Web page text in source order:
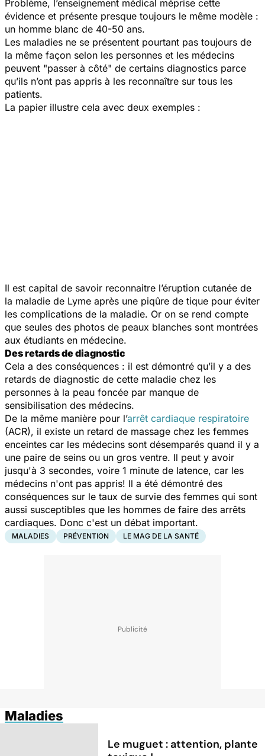
Problème, l’enseignement médical méprise cette
évidence et présente presque toujours le même modèle :
un homme blanc de 40-50 ans.
Les maladies ne se présentent pourtant pas toujours de
la même façon selon les personnes et les médecins
peuvent "passer à côté" de certains diagnostics parce
qu’ils n’ont pas appris à les reconnaître sur tous les
patients.
La papier illustre cela avec deux exemples :
Il est capital de savoir reconnaitre l’éruption cutanée de
la maladie de Lyme après une piqûre de tique pour éviter
les complications de la maladie. Or on se rend compte
que seules des photos de peaux blanches sont montrées
aux étudiants en médecine.
Des retards de diagnostic
Cela a des conséquences : il est démontré qu’il y a des
retards de diagnostic de cette maladie chez les
personnes à la peau foncée par manque de
sensibilisation des médecins.
De la même manière pour l’arrêt cardiaque respiratoire
(ACR), il existe un retard de massage chez les femmes
enceintes car les médecins sont désemparés quand il y a
une paire de seins ou un gros ventre. Il peut y avoir
jusqu'à 3 secondes, voire 1 minute de latence, car les
médecins n'ont pas appris! Il a été démontré des
conséquences sur le taux de survie des femmes qui sont
aussi susceptibles que les hommes de faire des arrêts
cardiaques. Donc c'est un débat important.
MALADIES PRÉVENTION LE MAG DE LA SANTÉ
Maladies
Le muguet : attention, plante